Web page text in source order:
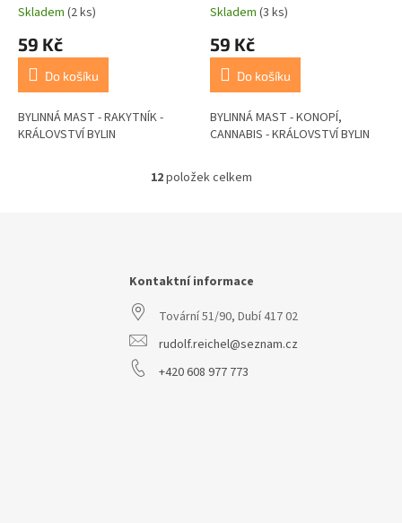
Skladem (2 ks)
59 Kč
Do košíku
BYLINNÁ MAST - RAKYTNÍK -
KRÁLOVSTVÍ BYLIN
Skladem (3 ks)
59 Kč
Do košíku
BYLINNÁ MAST - KONOPÍ,
CANNABIS - KRÁLOVSTVÍ BYLIN
O
c
p
r
k
12položek celkem
Kontaktní informace
Tovární 51/90, Dubí 417 02
rudolf.reichel@seznam.cz
+420 608 977 773